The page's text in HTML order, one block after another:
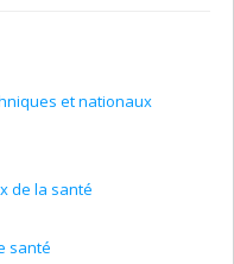
vieillesse dans la mire
entre frères et soeurs, la
et la bio-politique
et nationaux
de la santé
santé